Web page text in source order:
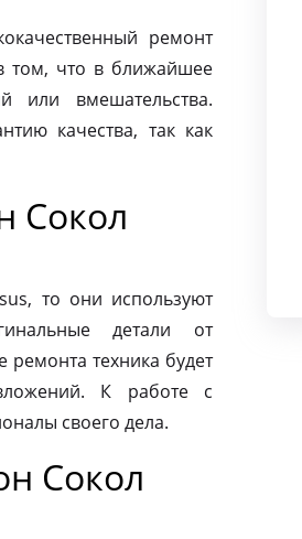
ремонт
том, что в ближайшее
или вмешательства.
качества, так как
Сокол
то они используют
детали от
ремонта техника будет
К работе с
своего дела.
Сокол